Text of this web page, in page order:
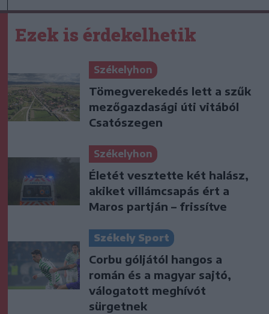
Ezek is érdekelhetik
Székelyhon
Tömegverekedés lett a szűk
mezőgazdasági úti vitából
Csatószegen
Székelyhon
Életét vesztette két halász,
akiket villámcsapás ért a
Maros partján – frissítve
Székely Sport
Corbu góljától hangos a
román és a magyar sajtó,
válogatott meghívót
sürgetnek